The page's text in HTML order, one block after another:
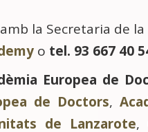
la Secretaria de la
o tel. 93 667 40
Europea de
de Doctors,
de Lanzarote,